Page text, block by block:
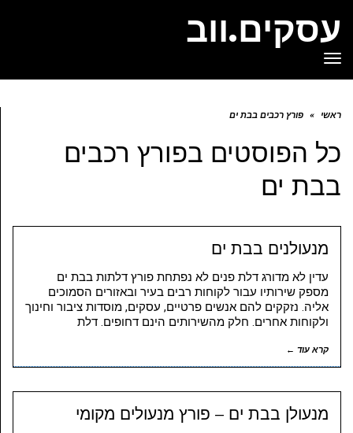
עסקים.ווב
תפריט
ראשי » פורץ רכבים בבת ים
כל הפוסטים בפורץ רכבים
בבת ים
מנעולנים בבת ים
עדין לא מדורג דלת פנים לא נפתחת פורץ דלתות בבת ים
מספק שירותיו עבור לקוחות רבים בעיר ובאזורים הסמוכים
אליה. נזקקים להם אנשים פרטיים, עסקים, מוסדות ציבור וחינוך
ולקוחות אחרים. חלק מהשירותים הינם דחופים. דלת
קרא עוד ←
מנעולן בבת ים – פורץ מנעולים מקומי